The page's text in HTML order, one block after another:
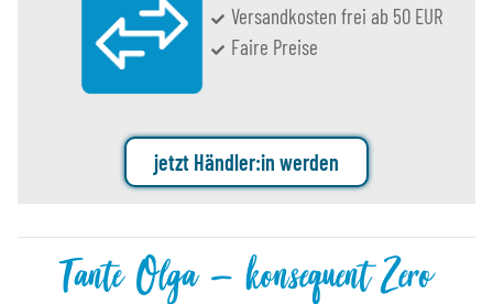
Versandkosten frei ab 50 EUR
Faire Preise
jetzt Händler:in werden
Tante Olga – konsequent Zero